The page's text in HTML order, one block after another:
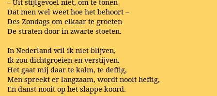
Dat men wel weet hoe het behoort –
Des Zondags om elkaar te groeten
De straten door in zwarte stoeten.
In Nederland wil ik niet blijven,
Ik zou dichtgroeien en verstijven.
Het gaat mij daar te kalm, te deftig,
Men spreekt er langzaam, wordt nooit heftig,
En danst nooit op het slappe koord.